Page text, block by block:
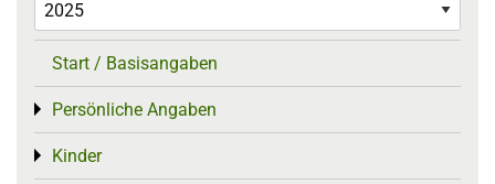
Start / Basisangaben
Persönliche Angaben
Toggle menu
Kinder
Toggle menu